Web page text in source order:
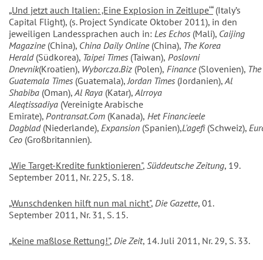
„Und jetzt auch Italien: ‚Eine Explosion in Zeitlupe‘“(Italy’s
Capital Flight), (s. Project Syndicate Oktober 2011), in den
jeweiligen Landessprachen auch in: Les Echos (Mali), Caijing
Magazine(China), China Daily Online(China), The Korea
Herald(Südkorea), Taipei Times (Taiwan), Poslovni
Dnevnik(Kroatien), Wyborcza.Biz (Polen), Finance(Slovenien), The
Guatemala Times (Guatemala),Jordan Times (Jordanien),Al
Shabiba (Oman),Al Raya (Katar),Alrroya
Aleqtissadiya (Vereinigte Arabische
Emirate), Pontransat.Com (Kanada), Het Financieele
Dagblad(Niederlande), Expansion (Spanien),L'agefi(Schweiz),
Ceo (Großbritannien).
„Wie Target-Kredite funktionieren", Süddeutsche Zeitung, 19.
September 2011, Nr. 225, S. 18.
„Wunschdenken hilft nun mal nicht", Die Gazette, 01.
September 2011, Nr. 31, S. 15.
„Keine maßlose Rettung!", Die Zeit, 14. Juli 2011, Nr. 29, S. 33.